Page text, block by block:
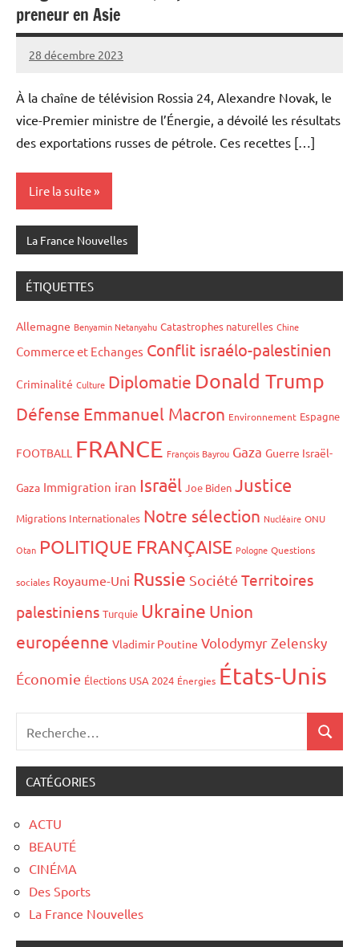
preneur en Asie
28 décembre 2023
Admins
À la chaîne de télévision Rossia 24, Alexandre Novak, le
vice-Premier ministre de l’Énergie, a dévoilé les résultats
des exportations russes de pétrole. Ces recettes […]
Lire la suite
La France Nouvelles
ÉTIQUETTES
Allemagne Benyamin Netanyahu Catastrophes naturelles Chine
Commerce et Echanges Conflit israélo-palestinien
Criminalité Culture Diplomatie Donald Trump
Défense Emmanuel Macron Environnement Espagne
FOOTBALL FRANCE François Bayrou Gaza Guerre Israël-
Gaza Immigration iran Israël Joe Biden Justice
Migrations Internationales Notre sélection Nucléaire ONU
Otan POLITIQUE FRANÇAISE Pologne Questions
sociales Royaume-Uni Russie Société Territoires
palestiniens Turquie Ukraine Union
européenne Vladimir Poutine Volodymyr Zelensky
Économie Élections USA 2024 Énergies États-Unis
CATÉGORIES
ACTU
BEAUTÉ
CINÉMA
Des Sports
La France Nouvelles